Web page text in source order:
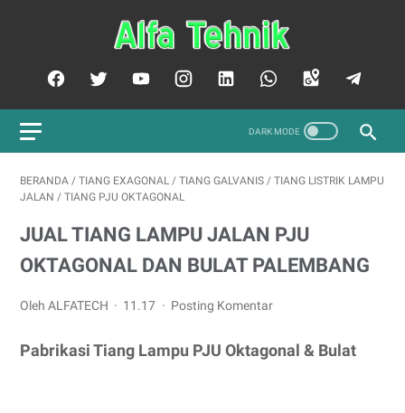
BERANDA / TIANG EXAGONAL / TIANG GALVANIS / TIANG LISTRIK LAMPU
JALAN / TIANG PJU OKTAGONAL
JUAL TIANG LAMPU JALAN PJU
OKTAGONAL DAN BULAT PALEMBANG
Oleh ALFATECH 11.17 Posting Komentar
Pabrikasi Tiang Lampu PJU Oktagonal & Bulat